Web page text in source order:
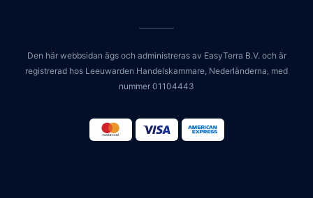
Den här webbsidan ägs och administreras av EasyTerra B.V. och är
registrerad hos Leeuwarden Handelskammare, Nederländerna, med
nummer 01104443